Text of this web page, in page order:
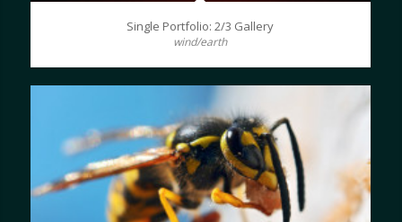
Single Portfolio: 2/3 Gallery
wind/earth